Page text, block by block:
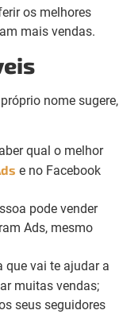
os melhores
mais vendas.
nome sugere,
qual o melhor
e no Facebook
pode vender
Ads, mesmo
que vai te ajudar a
muitas vendas;
seus seguidores